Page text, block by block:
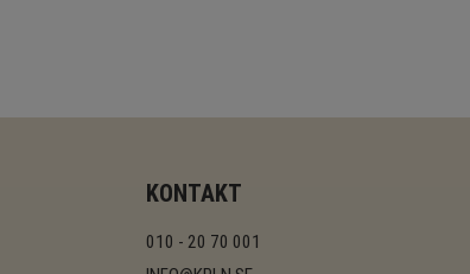
KONTAKT
010 - 20 70 001